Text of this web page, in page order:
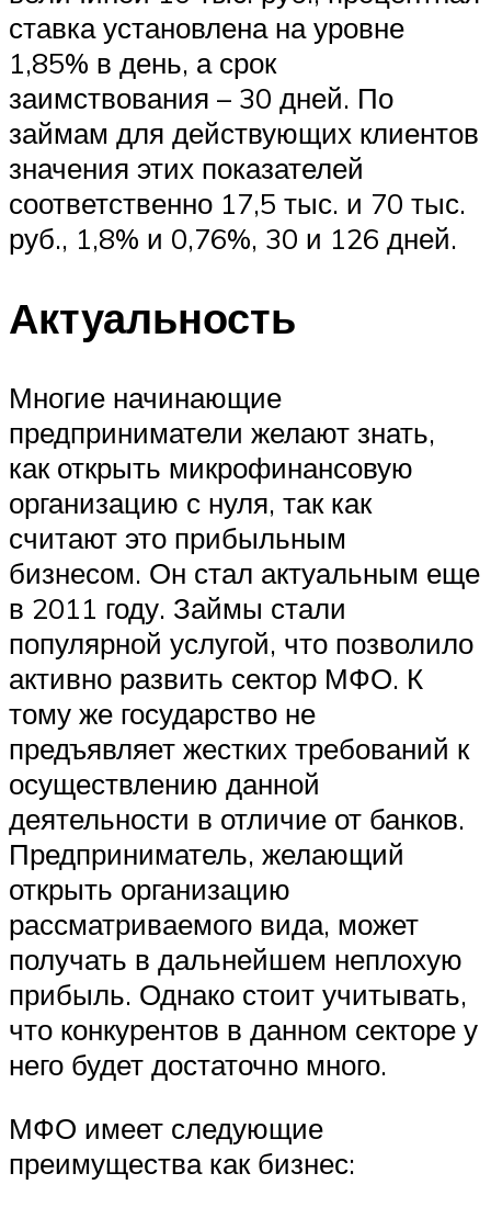
ставка установлена на уровне
1,85% в день, а срок
заимствования – 30 дней. По
займам для действующих клиентов
значения этих показателей
соответственно 17,5 тыс. и 70 тыс.
руб., 1,8% и 0,76%, 30 и 126 дней.
Актуальность
Многие начинающие
предприниматели желают знать,
как открыть микрофинансовую
организацию с нуля, так как
считают это прибыльным
бизнесом. Он стал актуальным еще
в 2011 году. Займы стали
популярной услугой, что позволило
активно развить сектор МФО. К
тому же государство не
предъявляет жестких требований к
осуществлению данной
деятельности в отличие от банков.
Предприниматель, желающий
открыть организацию
рассматриваемого вида, может
получать в дальнейшем неплохую
прибыль. Однако стоит учитывать,
что конкурентов в данном секторе у
него будет достаточно много.
МФО имеет следующие
преимущества как бизнес: